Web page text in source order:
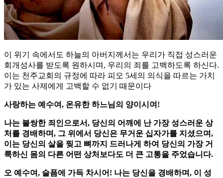
이 위기 속에서도 하늘의 아버지께서는 우리가 직접 성스러운
회개성사를 받도록 원하시며, 우리의 죄를 고백하도록 하신다.
이는 천주교회의 규정에 따라 피오 5세의 의식을 따르는 가치
가 있는 사제에게 고백할 수 없기 때문이다
사랑하는 예수여, 온유한 하느님의 양이시여!
나는 불쌍한 죄인으로서, 당신의 어깨에 난 가장 성스러운 상
처를 경배하며, 그 위에서 당신은 무거운 십자가를 지셨으며,
이는 당신의 살을 찢고 뼈까지 드러나게 하여 당신의 가장 거
룩하신 몸의 다른 어떤 상처보다도 더 큰 고통을 주었습니다.
오 예수여, 슬픔에 가득 차시어! 나는 당신을 경배하며, 이 성